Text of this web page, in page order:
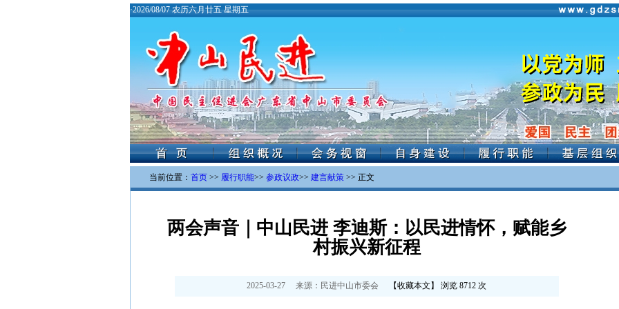
·2026/08/07 农历六月廿五 星期五
当前位置： 首页 >> 履行职能>> 参政议政>> 建言献策 >> 正文
两会声音｜中山民进 李迪斯：以民进情怀，赋能乡
村振兴新征程
2025-03-27 来源： 民进中山市委会 【收藏本文 】 浏览 8712 次